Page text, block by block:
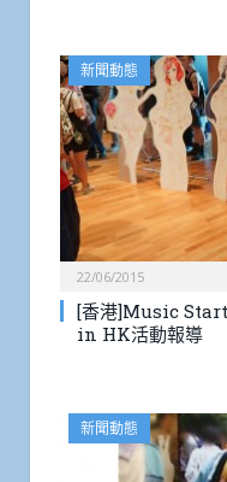
新聞動態
22/06/2015
[香港]Music
in HK活動報導
新聞動態